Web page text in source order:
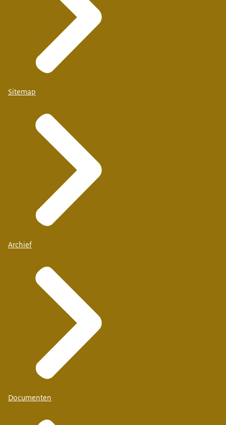
Sitemap
Archief
Documenten